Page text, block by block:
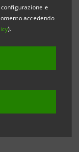
e
accedendo
).
A+) a seguito
termine e a
con
il 19
(A-1) è stato